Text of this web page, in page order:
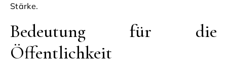
Stärke.
Bedeutung für die
Öffentlichkeit